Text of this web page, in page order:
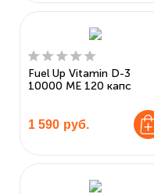
Fuel Up Vitamin D-3
10000 МЕ 120 капс
1 590 руб.